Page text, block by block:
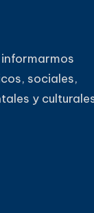
informarmos
sociales,
y